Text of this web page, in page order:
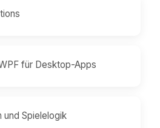
für Desktop-Apps
und Spielelogik